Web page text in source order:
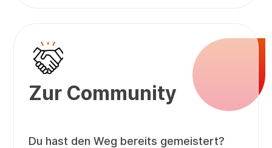
Zur Community
Du hast den Weg bereits gemeistert?